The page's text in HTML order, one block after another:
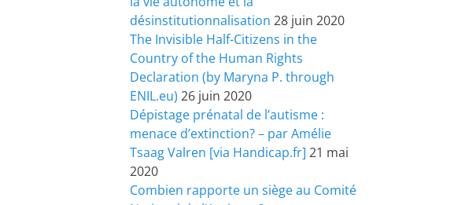
désinstitutionnalisation 28 juin 2020
The Invisible Half-Citizens in the
Country of the Human Rights
Declaration (by Maryna P. through
ENIL.eu) 26 juin 2020
Dépistage prénatal de l’autisme :
menace d’extinction? – par Amélie
Tsaag Valren [via Handicap.fr] 21 mai
2020
Combien rapporte un siège au Comité